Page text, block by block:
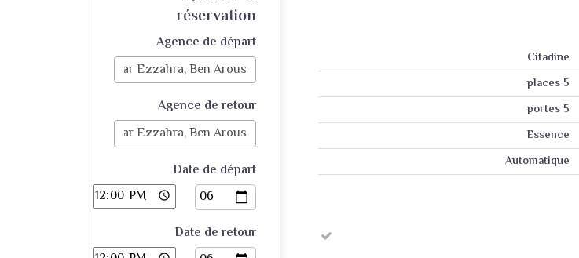
Citadine
5 places
5 portes
Essence
Automatique
réservation
Agence de départ
Agence de retour
Date de départ
Date de retour